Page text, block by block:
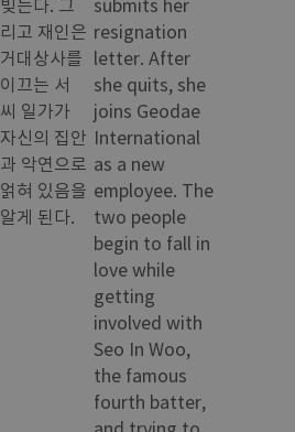
리고 재인은
거대상사를
이끄는 서
씨 일가가
자신의 집안
과 악연으로
얽혀 있음을
알게 된다.
resignation
letter. After
she quits, she
joins Geodae
International
as a new
employee. The
two people
begin to fall in
love while
getting
involved with
Seo In Woo,
the famous
fourth batter,